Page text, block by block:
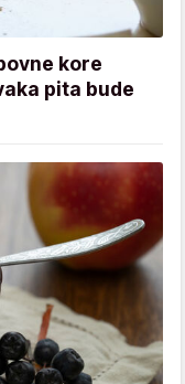
kore
pita bude